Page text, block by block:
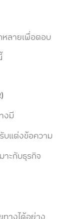
หลายเพื่อตอบ
งมี
บแต่งข้อความ
าะกับธุรกิจ
ทางได้อย่าง